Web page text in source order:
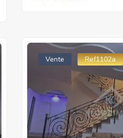
Vente Ref1102a